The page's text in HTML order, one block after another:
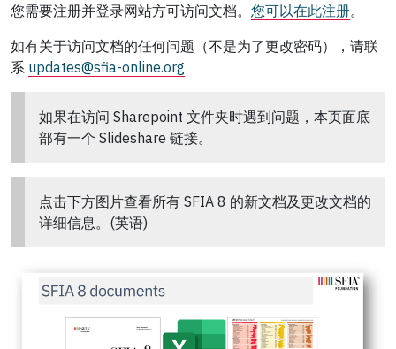
您需要注册并登录网站方可访问文档。 您可以在此注册。
如有关于访问文档的任何问题（不是为了更改密码），请联
系 updates@sfia-online.org
如果在访问 Sharepoint 文件夹时遇到问题，本页面底
部有一个 Slideshare 链接。
点击下方图片查看所有 SFIA 8 的新文档及更改文档的
详细信息。(英语)